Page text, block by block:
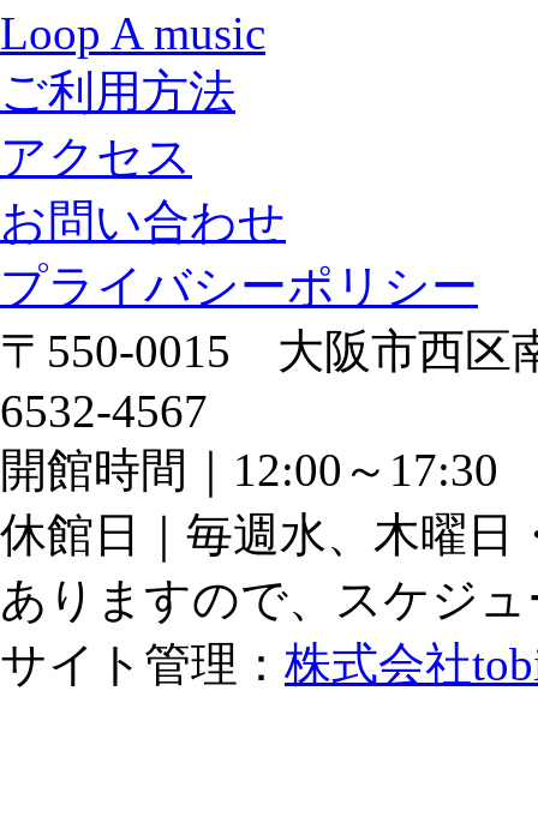
Loop A music
ご利用方法
アクセス
お問い合わせ
プライバシーポリシー
〒550-0015 大阪市西
6532-4567
開館時間｜12:00～
休館日｜毎週水、木曜日
ありますので、スケジ
サイト管理： 株式会社